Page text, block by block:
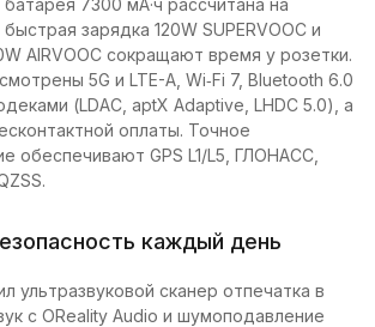
зарядка 120W SUPERVOOC и
AIRVOOC сокращают время у розетки.
5G и LTE-A, Wi‑Fi 7, Bluetooth 6.0
(LDAC, aptX Adaptive, LHDC 5.0), а
оплаты. Точное
обеспечивают GPS L1/L5, ГЛОНАСС,
каждый день
ультразвуковой сканер отпечатка в
с OReality Audio и шумоподавление